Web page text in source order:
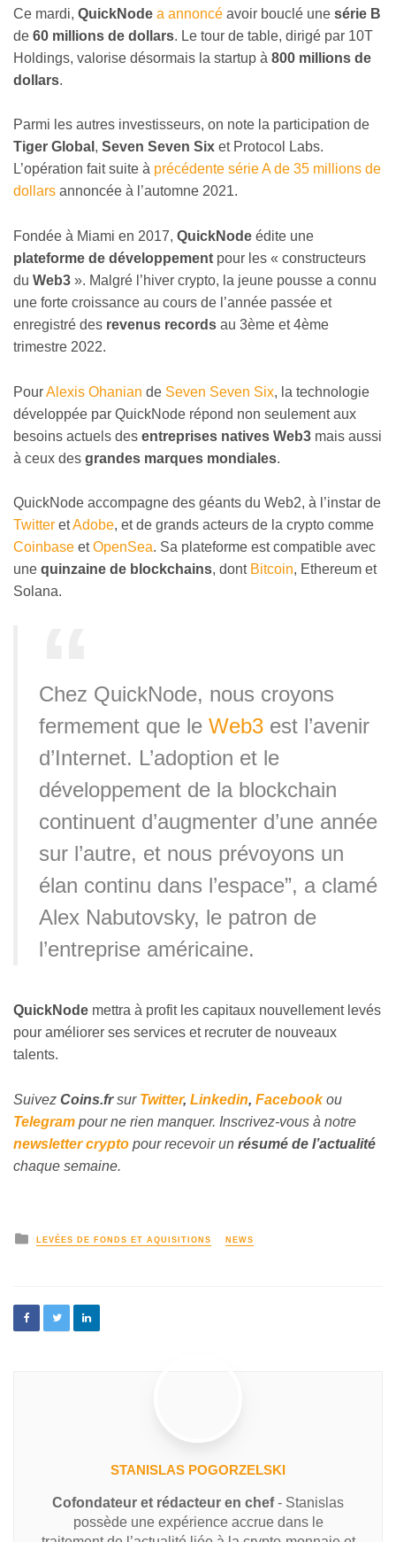
Ce mardi, QuickNode a annoncé avoir bouclé une série B
de 60 millions de dollars. Le tour de table, dirigé par 10T
Holdings, valorise désormais la startup à 800 millions de
dollars.
Parmi les autres investisseurs, on note la participation de
Tiger Global , Seven Seven Six et Protocol Labs.
L’opération fait suite à précédente série A de 35 millions de
dollars annoncée à l’automne 2021.
Fondée à Miami en 2017, QuickNode édite une
plateforme de développement pour les « constructeurs
du Web3 ». Malgré l’hiver crypto, la jeune pousse a connu
une forte croissance au cours de l’année passée et
enregistré des revenus records au 3ème et 4ème
trimestre 2022.
PourAlexis Ohanian de Seven Seven Six, la technologie
développée par QuickNode répond non seulement aux
besoins actuels des entreprises natives Web3 mais aussi
à ceux des grandes marques mondiales.
QuickNode accompagne des géants du Web2, à l’instar de
Twitter etAdobe, et de grands acteurs de la crypto comme
Coinbase etOpenSea. Sa plateforme est compatible avec
une quinzaine de blockchains, dont Bitcoin, Ethereum et
Solana.
Chez QuickNode, nous croyons
fermement que le Web3 est l’avenir
d’Internet. L’adoption et le
développement de la blockchain
continuent d’augmenter d’une année
sur l’autre, et nous prévoyons un
élan continu dans l’espace”, a clamé
Alex Nabutovsky, le patron de
l’entreprise américaine.
QuickNode mettra à profit les capitaux nouvellement levés
pour améliorer ses services et recruter de nouveaux
talents.
Suivez Coins.frsur Twitter, Linkedin, Facebookou
Telegram pour ne rien manquer. Inscrivez-vous à notre
newsletter crypto pour recevoir un résumé de l’actualité
chaque semaine.
LEVÉES DE FONDS ET AQUISITIONS NEWS
STANISLAS POGORZELSKI
Cofondateur et rédacteur en chef- Stanislas
possède une expérience accrue dans le